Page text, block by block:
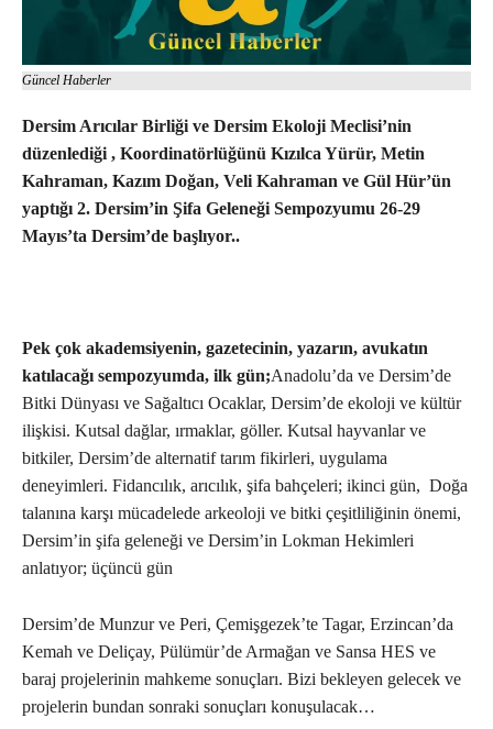
Güncel Haberler
Dersim Arıcılar Birliği ve Dersim Ekoloji Meclisi’nin
düzenlediği , Koordinatörlüğünü Kızılca Yürür, Metin
Kahraman, Kazım Doğan, Veli Kahraman ve Gül Hür’ün
yaptığı 2. Dersim’in Şifa Geleneği Sempozyumu 26-29
Mayıs’ta Dersim’de başlıyor..
Pek çok akademsiyenin, gazetecinin, yazarın, avukatın
katılacağı sempozyumda, ilk gün;Anadolu’da ve Dersim’de
Bitki Dünyası ve Sağaltıcı Ocaklar, Dersim’de ekoloji ve kültür
ilişkisi. Kutsal dağlar, ırmaklar, göller. Kutsal hayvanlar ve
bitkiler, Dersim’de alternatif tarım fikirleri, uygulama
deneyimleri. Fidancılık, arıcılık, şifa bahçeleri; ikinci gün, Doğa
talanına karşı mücadelede arkeoloji ve bitki çeşitliliğinin önemi,
Dersim’in şifa geleneği ve Dersim’in Lokman Hekimleri
anlatıyor; üçüncü gün
Dersim’de Munzur ve Peri, Çemişgezek’te Tagar, Erzincan’da
Kemah ve Deliçay, Pülümür’de Armağan ve Sansa HES ve
baraj projelerinin mahkeme sonuçları. Bizi bekleyen gelecek ve
projelerin bundan sonraki sonuçları konuşulacak…